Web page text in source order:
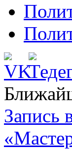
Запись